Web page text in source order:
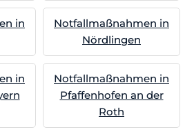
in
Notfallmaßnahmen in
Nördlingen
in
Notfallmaßnahmen in
Pfaffenhofen an der
Roth